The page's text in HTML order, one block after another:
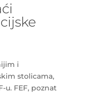
i
stolicama,
u. FEF, poznat